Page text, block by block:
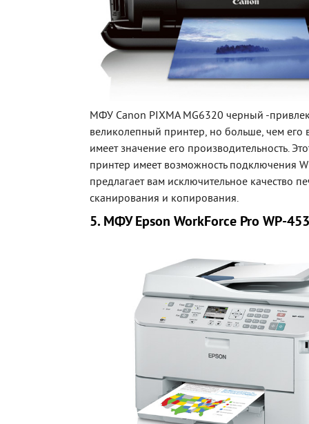
МФУ Сanon PIXMA MG6320 черный -
великолепный принтер, но больше, чем
имеет значение его производительность.
принтер имеет возможность подключения
предлагает вам исключительное качество
сканирования и копирования.
5. МФУ Epson WorkForce Pro WP-